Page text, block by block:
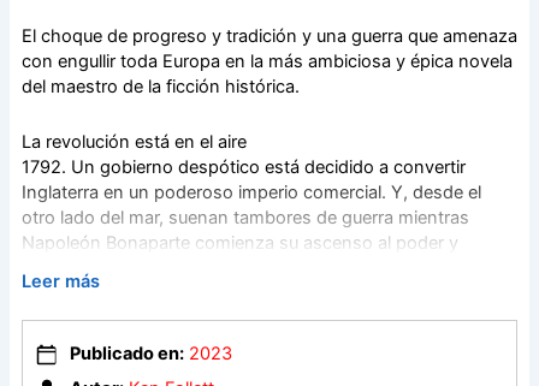
El choque de progreso y tradición y una guerra que amenaza
con engullir toda Europa en la más ambiciosa y épica novela
del maestro de la ficción histórica.
La revolución está en el aire
1792. Un gobierno despótico está decidido a convertir
Inglaterra en un poderoso imperio comercial. Y, desde el
otro lado del mar, suenan tambores de guerra mientras
Napoleón Bonaparte comienza su ascenso al poder y
prepara un violento plan para convertirse en emperador del
mundo.
Kingsbridge se asoma al abismo
Los nuevos avances industriales se imponen de manera
Leer más
Publicado en: 2023